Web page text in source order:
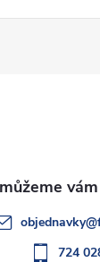
objednavky@
724